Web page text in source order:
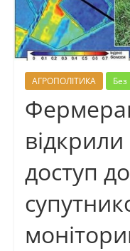
АГРОПОЛІТИКА Без
доступ до